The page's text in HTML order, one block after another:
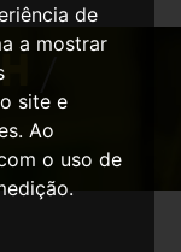
de
a mostrar
site e
Ao
o uso de